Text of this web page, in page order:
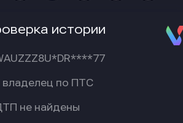
истории
владелец по ПТС
не найдены